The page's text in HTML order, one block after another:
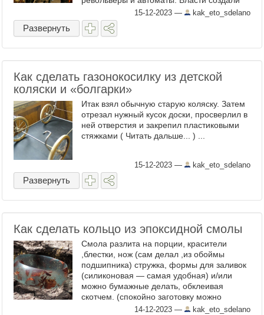
кооператив, чтобы таким образом
легализовать производство оружия. Но
вместо ...
15-12-2023 — kak_eto_sdelano
Развернуть
Как сделать газонокосилку из детской
коляски и «болгарки»
Итак взял обычную старую коляску. Затем
отрезал нужный кусок доски, просверлил в
ней отверстия и закрепил пластиковыми
стяжками ( Читать дальше... ) ...
15-12-2023 — kak_eto_sdelano
Развернуть
Как сделать кольцо из эпоксидной смолы
Смола разлита на порции, красители
,блестки, нож (сам делал ,из обоймы
подшипника) стружка, формы для заливок
(силиконовая — самая удобная) и/или
можно бумажные делать, обклеивая
скотчем. (спокойно заготовку можно
извлечь),стаканчики для дополнительного
14-12-2023 — kak_eto_sdelano